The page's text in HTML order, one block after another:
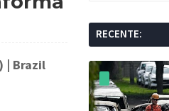
| Brazil
RECENTE: